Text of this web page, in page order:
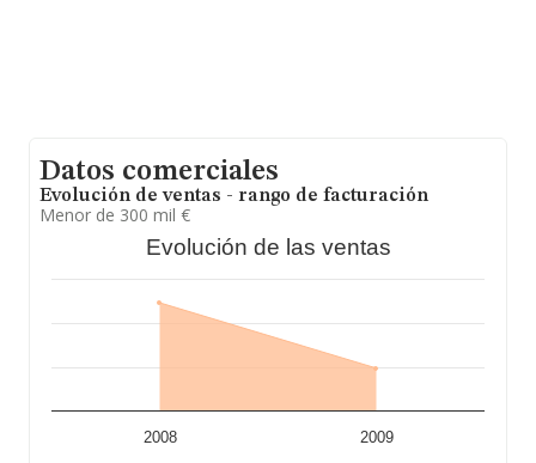
Datos comerciales
Evolución de ventas - rango de facturación
Menor de 300 mil €
Evolución de las ventas
2008 2009